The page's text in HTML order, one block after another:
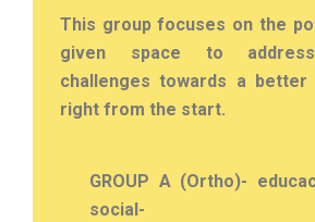
This group focuses on the
given space to
challenges towards a better
right from the start.
GROUP A (Ortho)-
social-